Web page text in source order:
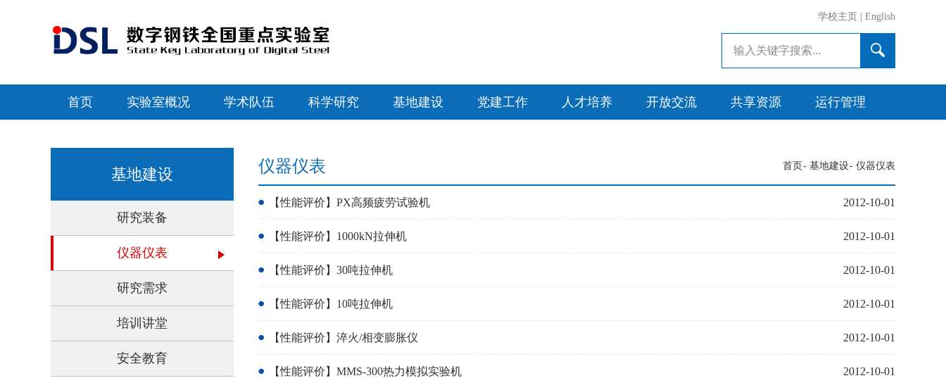
学校主页 English
首页 实验室概况 学术队伍 科学研究 基地建设 党建工作 人才培养 开放交流 共享资源 运行管理
基地建设
研究装备
仪器仪表
研究需求
培训讲堂
安全教育
首页- 基地建设- 仪器仪表
仪器仪表
2012-10-01
【性能评价】PX高频疲劳试验机
2012-10-01
【性能评价】1000kN拉伸机
2012-10-01
【性能评价】30吨拉伸机
2012-10-01
【性能评价】10吨拉伸机
2012-10-01
【性能评价】淬火/相变膨胀仪
2012-10-01
【性能评价】MMS-300热力模拟实验机